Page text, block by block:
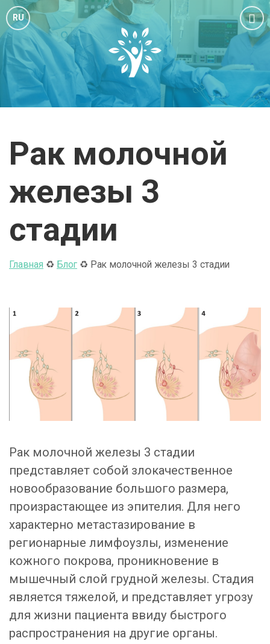
o
o
s
RU
Рак молочной
железы 3
стадии
Главная ♻️ Блог ♻️ Рак молочной железы 3 стадии
Рак молочной железы 3 стадии
представляет собой злокачественное
новообразование большого размера,
произрастающее из эпителия. Для него
характерно метастазирование в
регионарные лимфоузлы, изменение
кожного покрова, проникновение в
мышечный слой грудной железы. Стадия
является тяжелой, и представляет угрозу
для жизни пациента ввиду быстрого
распространения на другие органы.